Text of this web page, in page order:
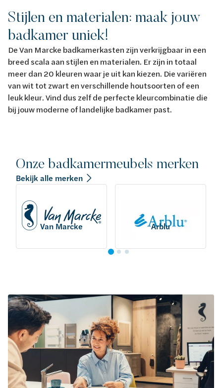
Stijlen en materialen: maak jouw
badkamer uniek!
De Van Marcke badkamerkasten zijn verkrijgbaar in een
breed scala aan stijlen en materialen. Er zijn in totaal
meer dan 20 kleuren waar je uit kan kiezen. Die variëren
van wit tot zwart en verschillende houtsoorten of een
leuk kleur. Vind dus zelf de perfecte kleurcombinatie die
bij jouw moderne of landelijke badkamer past.
Onze badkamermeubels merken
Bekijk alle merken
Van Marcke Arblu